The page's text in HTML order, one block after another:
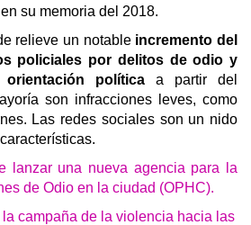
su memoria del 2018.
relieve un notable incremento del
policiales por delitos de odio y
política a partir del
son infracciones leves, como
Las redes sociales son un nido
lanzar una nueva agencia para la
de Odio en la ciudad (OPHC).
campaña de la violencia hacia las